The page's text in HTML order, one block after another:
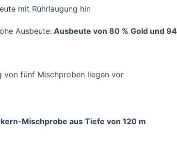
mit Rührlaugung hin
Ausbeute: Ausbeute von 80 % Gold und
fünf Mischproben liegen vor
Mischprobe aus Tiefe von 120 m